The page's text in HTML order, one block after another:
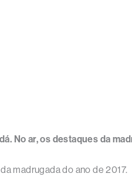
No ar, os destaques da
madrugada do ano de 2017.